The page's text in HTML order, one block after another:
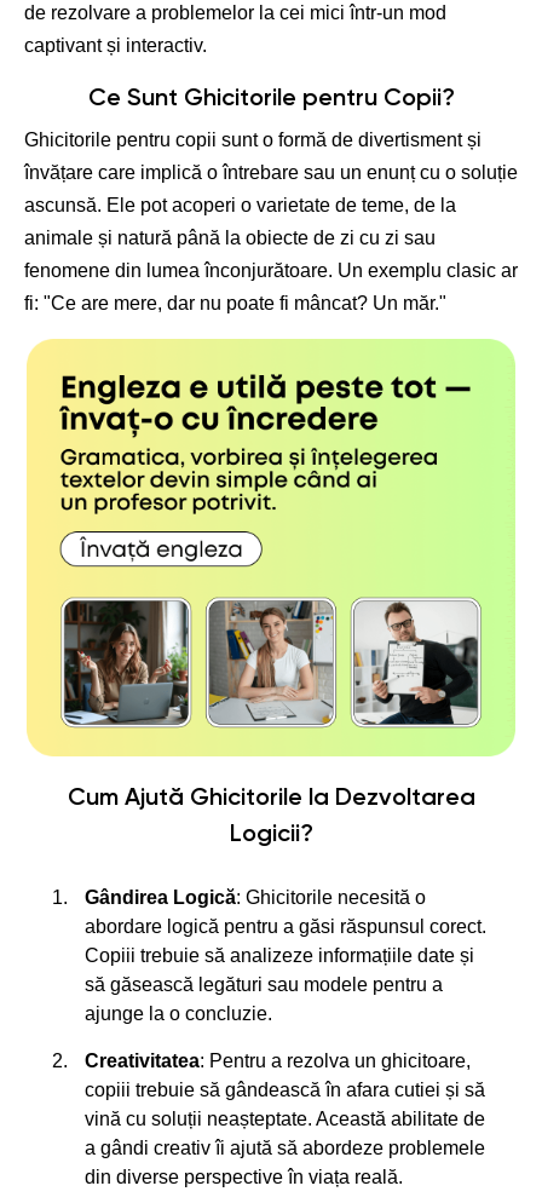
Cum Pot Ajuta Ghicitorile în Educație
de rezolvare a problemelor la cei mici într-un mod
captivant și interactiv.
Ce Sunt Ghicitorile pentru Copii?
Ghicitorile pentru copii sunt o formă de divertisment și
învățare care implică o întrebare sau un enunț cu o soluție
ascunsă. Ele pot acoperi o varietate de teme, de la
animale și natură până la obiecte de zi cu zi sau
fenomene din lumea înconjurătoare. Un exemplu clasic ar
fi: "Ce are mere, dar nu poate fi mâncat? Un măr."
Cum Ajută Ghicitorile la Dezvoltarea
Logicii?
Gândirea Logică: Ghicitorile necesită o
abordare logică pentru a găsi răspunsul corect.
Copiii trebuie să analizeze informațiile date și
să găsească legături sau modele pentru a
ajunge la o concluzie.
Creativitatea: Pentru a rezolva un ghicitoare,
copiii trebuie să gândească în afara cutiei și să
vină cu soluții neașteptate. Această abilitate de
a gândi creativ îi ajută să abordeze problemele
din diverse perspective în viața reală.